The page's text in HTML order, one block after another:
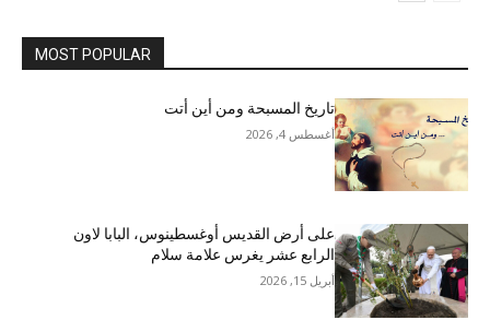
MOST POPULAR
تاريخ المسبحة ومن أين أتت
أغسطس 4, 2026
على أرض القديس أوغسطينوس، البابا لاون
الرابع عشر يغرس علامة سلام
أبريل 15, 2026